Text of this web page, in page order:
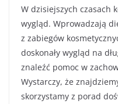
W dzisiejszych czasach
wygląd. Wprowadzają
z zabiegów
doskonały wygląd na
znaleźć pomoc w
Wystarczy, że
skorzystamy z porad